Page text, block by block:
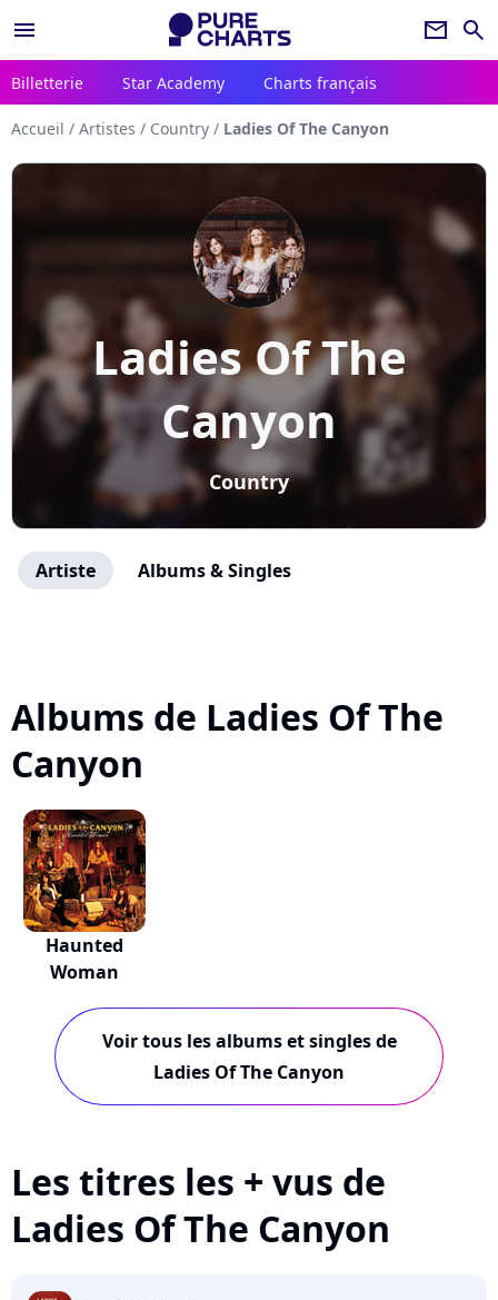
menu newsletter search
Billetterie Star Academy Charts français
Accueil / Artistes / Country / Ladies Of The Canyon
Ladies Of The
Canyon
Country
Artiste Albums & Singles
Albums de Ladies Of The
Canyon
Haunted
Woman
Voir tous les albums et singles de
Ladies Of The Canyon
Les titres les + vus de
Ladies Of The Canyon